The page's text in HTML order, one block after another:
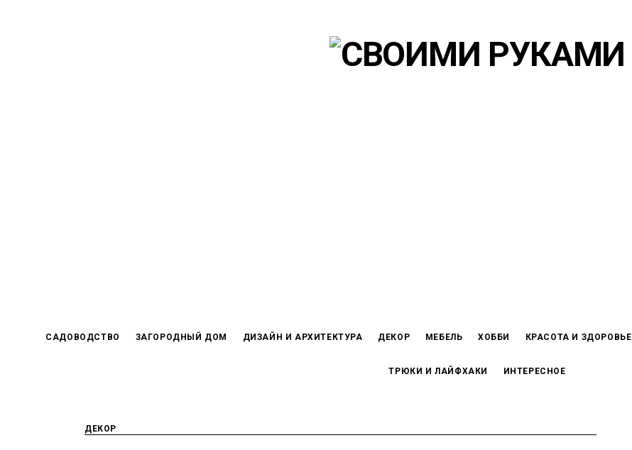
САДОВОДСТВО ЗАГОРОДНЫЙ ДОМ ДИЗАЙН И АРХИТЕКТУРА ДЕКОР МЕБЕЛЬ ХОББИ КРАСОТА И ЗДОРОВЬЕ
ТРЮКИ И ЛАЙФХАКИ ИНТЕРЕСНОЕ
ДЕКОР